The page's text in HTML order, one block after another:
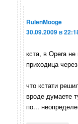
RulenMooge
30.09.2009 в
кста, в Opera
приходица
что кстати
вроде думаете
по...